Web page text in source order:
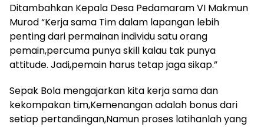
Ditambahkan Kepala Desa Pedamaram VI Makmun
Murod “Kerja sama Tim dalam lapangan lebih
penting dari permainan individu satu orang
pemain,percuma punya skill kalau tak punya
attitude. Jadi,pemain harus tetap jaga sikap.”
Sepak Bola mengajarkan kita kerja sama dan
kekompakan tim,Kemenangan adalah bonus dari
setiap pertandingan,Namun proses latihanlah yang